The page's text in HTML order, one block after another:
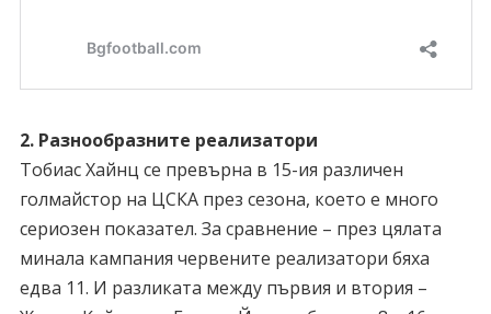
2. Разнообразните реализатори
Тобиас Хайнц се превърна в 15-ия различен
голмайстор на ЦСКА през сезона, което е много
сериозен показател. За сравнение – през цялата
минала кампания червените реализатори бяха
едва 11. И разликата между първия и втория –